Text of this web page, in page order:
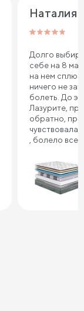
Наталия
Долго
себе на 8
на нем сплю.
ничего не
болеть. До
Лазурите,
обратно,
чувствовала
, болело все
Сонум к
дня .